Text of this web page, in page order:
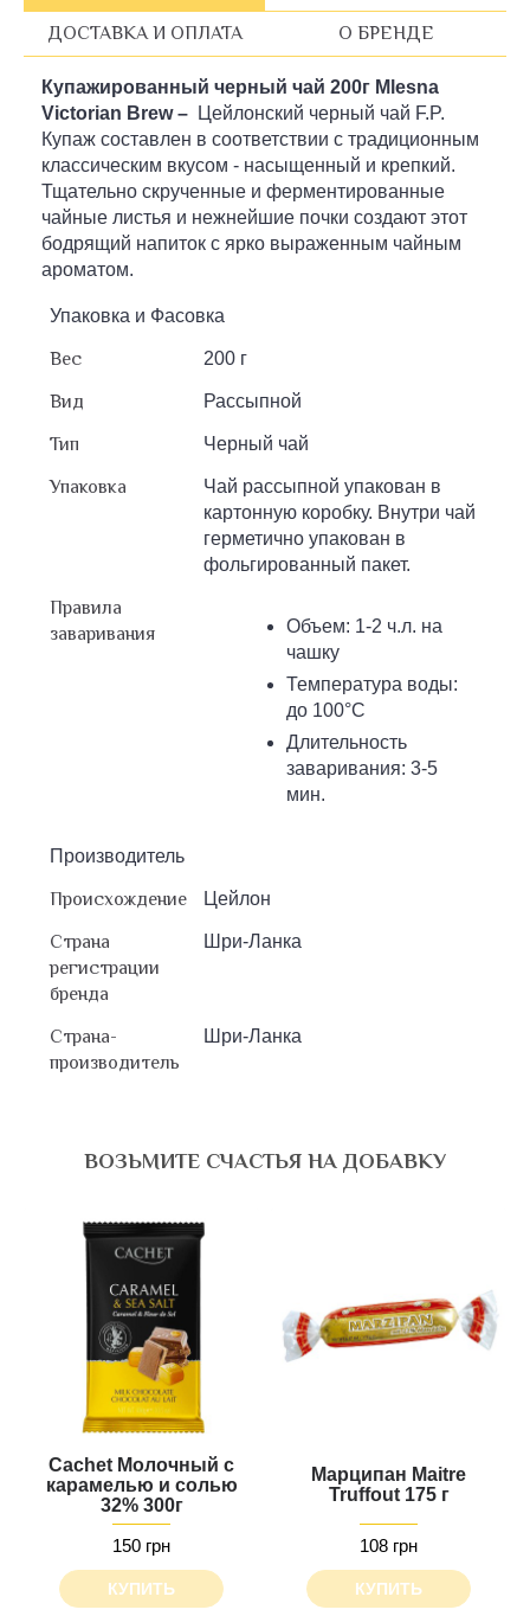
ДОСТАВКА И ОПЛАТА О БРЕНДЕ
Купажированный черный чай 200г Mlesna
Victorian Brew –
Цейлонский черный чай F.P.
Купаж составлен в соответствии с традиционным
классическим вкусом - насыщенный и крепкий.
Тщательно скрученные и ферментированные
чайные листья и нежнейшие почки создают этот
бодрящий напиток с ярко выраженным чайным
ароматом.
Упаковка и Фасовка
Вес 200 г
Вид Рассыпной
Тип Черный чай
Упаковка
Чай рассыпной упакован в
картонную коробку. Внутри чай
герметично упакован в
фольгированный пакет.
Правила
заваривания
Объем: 1-2 ч.л. на
чашку
Температура воды:
до 100°С
Длительность
заваривания: 3-5
мин.
Производитель
Происхождение Цейлон
Страна
регистрации
бренда
Шри-Ланка
Страна-
производитель
Шри-Ланка
ВОЗЬМИТЕ СЧАСТЬЯ НА ДОБАВКУ
Cachet Молочный с
карамелью и солью
32% 300г
150 грн
КУПИТЬ
Марципан Maitre
Truffout 175 г
108 грн
КУПИТЬ